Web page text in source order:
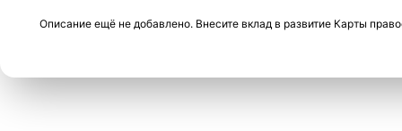
Описание ещё не добавлено. Внесите вклад в развитие Карты